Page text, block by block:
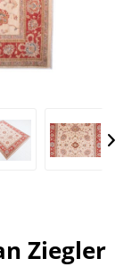
Ziegler